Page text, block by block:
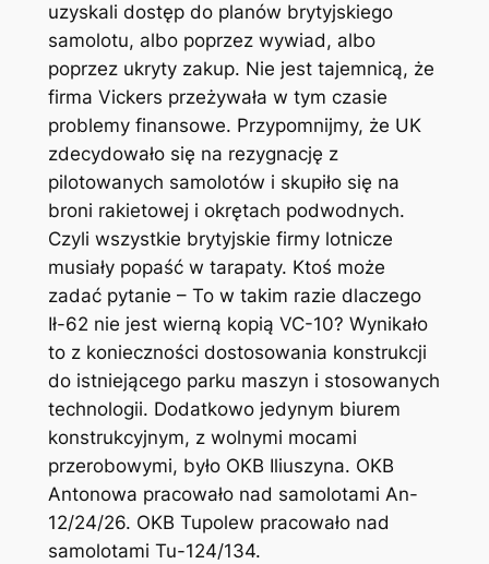
uzyskali dostęp do planów brytyjskiego
samolotu, albo poprzez wywiad, albo
poprzez ukryty zakup. Nie jest tajemnicą, że
firma Vickers przeżywała w tym czasie
problemy finansowe. Przypomnijmy, że UK
zdecydowało się na rezygnację z
pilotowanych samolotów i skupiło się na
broni rakietowej i okrętach podwodnych.
Czyli wszystkie brytyjskie firmy lotnicze
musiały popaść w tarapaty. Ktoś może
zadać pytanie – To w takim razie dlaczego
Ił-62 nie jest wierną kopią VC-10? Wynikało
to z konieczności dostosowania konstrukcji
do istniejącego parku maszyn i stosowanych
technologii. Dodatkowo jedynym biurem
konstrukcyjnym, z wolnymi mocami
przerobowymi, było OKB Iliuszyna. OKB
Antonowa pracowało nad samolotami An-
12/24/26. OKB Tupolew pracowało nad
samolotami Tu-124/134.